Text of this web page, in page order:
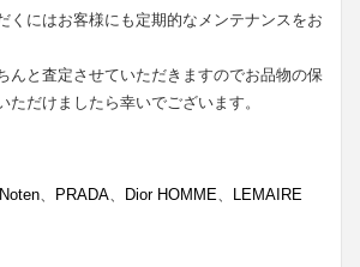
くにはお客様にも定期的なメンテナンスをお
んと査定させていただきますのでお品物の保
ただけましたら幸いでございます。
、 PRADA、 Dior HOMME、 LEMAIRE